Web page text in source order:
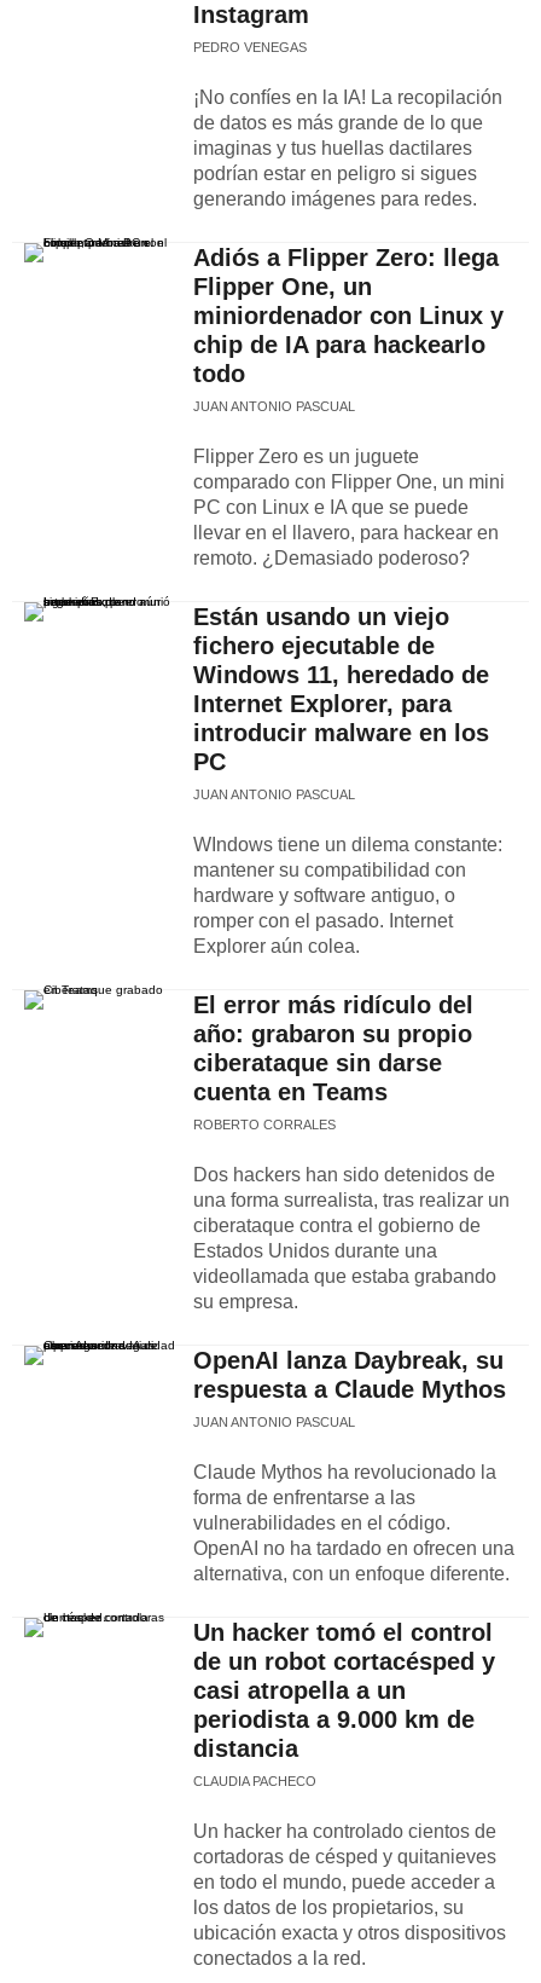
Instagram
PEDRO VENEGAS
¡No confíes en la IA! La recopilación
de datos es más grande de lo que
imaginas y tus huellas dactilares
podrían estar en peligro si sigues
generando imágenes para redes.
Adiós a Flipper Zero: llega
Flipper One, un
miniordenador con Linux y
chip de IA para hackearlo
todo
JUAN ANTONIO PASCUAL
Flipper Zero es un juguete
comparado con Flipper One, un mini
PC con Linux e IA que se puede
llevar en el llavero, para hackear en
remoto. ¿Demasiado poderoso?
Están usando un viejo
fichero ejecutable de
Windows 11, heredado de
Internet Explorer, para
introducir malware en los
PC
JUAN ANTONIO PASCUAL
WIndows tiene un dilema constante:
mantener su compatibilidad con
hardware y software antiguo, o
romper con el pasado. Internet
Explorer aún colea.
El error más ridículo del
año: grabaron su propio
ciberataque sin darse
cuenta en Teams
ROBERTO CORRALES
Dos hackers han sido detenidos de
una forma surrealista, tras realizar un
ciberataque contra el gobierno de
Estados Unidos durante una
videollamada que estaba grabando
su empresa.
OpenAI lanza Daybreak, su
respuesta a Claude Mythos
JUAN ANTONIO PASCUAL
Claude Mythos ha revolucionado la
forma de enfrentarse a las
vulnerabilidades en el código.
OpenAI no ha tardado en ofrecen una
alternativa, con un enfoque diferente.
Un hacker tomó el control
de un robot cortacésped y
casi atropella a un
periodista a 9.000 km de
distancia
CLAUDIA PACHECO
Un hacker ha controlado cientos de
cortadoras de césped y quitanieves
en todo el mundo, puede acceder a
los datos de los propietarios, su
ubicación exacta y otros dispositivos
conectados a la red.